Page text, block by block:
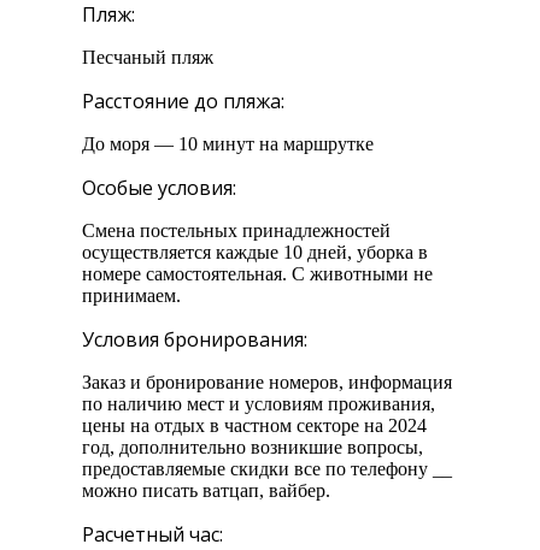
Пляж:
Песчаный пляж
Расстояние до пляжа:
До моря — 10 минут на маршрутке
Особые условия:
Смена постельных принадлежностей
осуществляется каждые 10 дней, уборка в
номере самостоятельная. С животными не
принимаем.
Условия бронирования:
Заказ и бронирование номеров, информация
по наличию мест и условиям проживания,
цены на отдых в частном секторе на 2024
год, дополнительно возникшие вопросы,
предоставляемые скидки все по телефону __
можно писать ватцап, вайбер.
Расчетный час: